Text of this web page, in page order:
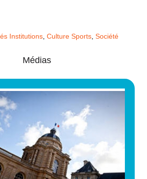
Institutions Culture Sports Société
Médias